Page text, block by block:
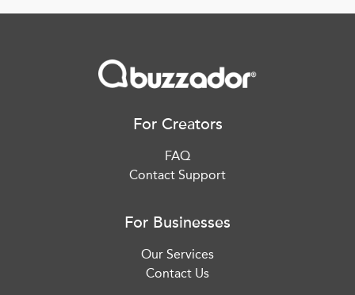
For Creators
FAQ
Contact Support
For Businesses
Our Services
Contact Us